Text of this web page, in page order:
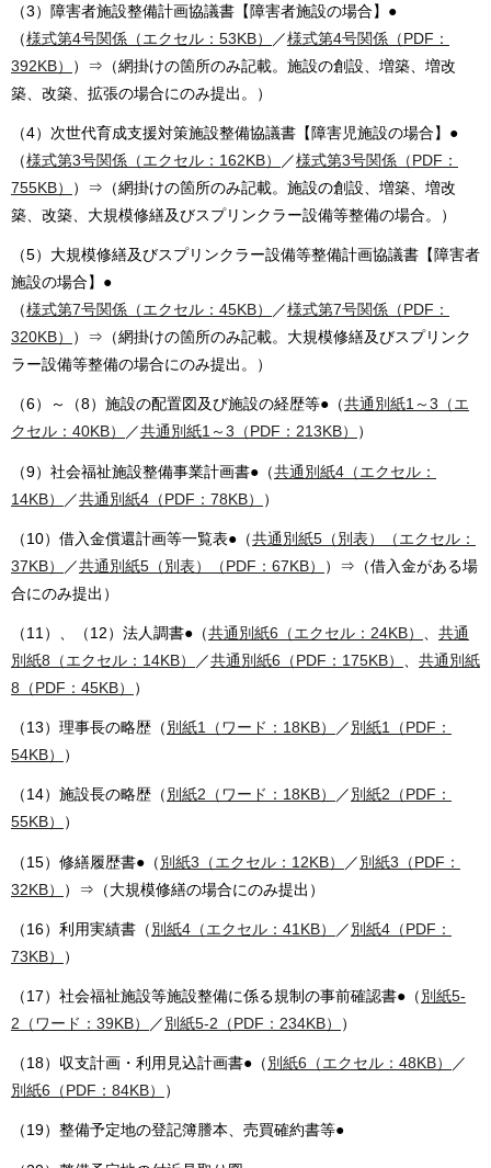
（3）障害者施設整備計画協議書【障害者施設の場合】●
（様式第4号関係（エクセル：53KB） ／様式第4号関係（PDF：
392KB）
）⇒（網掛けの箇所のみ記載。施設の創設、増築、増改
築、改築、拡張の場合にのみ提出。）
（4）次世代育成支援対策施設整備協議書【障害児施設の場合】●
（様式第3号関係（エクセル：162KB） ／様式第3号関係（PDF：
755KB）
）⇒（網掛けの箇所のみ記載。施設の創設、増築、増改
築、改築、大規模修繕及びスプリンクラー設備等整備の場合。）
（5）大規模修繕及びスプリンクラー設備等整備計画協議書【障害者
施設の場合】●
（様式第7号関係（エクセル：45KB） ／様式第7号関係（PDF：
320KB）
）⇒（網掛けの箇所のみ記載。大規模修繕及びスプリンク
ラー設備等整備の場合にのみ提出。）
（6）～（8）施設の配置図及び施設の経歴等●（共通別紙1～3（エ
クセル：40KB）
／共通別紙1～3（PDF：213KB） ）
（9）社会福祉施設整備事業計画書●（共通別紙4（エクセル：
14KB）
／共通別紙4（PDF：78KB） ）
（10）借入金償還計画等一覧表●（共通別紙5（別表）（エクセル：
37KB）
／共通別紙5（別表）（PDF：67KB）
）⇒（借入金がある場
合にのみ提出）
（11）、（12）法人調書●（共通別紙6（エクセル：24KB）
共通
別紙8（エクセル：14KB）
／共通別紙6（PDF：175KB）
共通別紙
8（PDF：45KB）
）
（13）理事長の略歴（別紙1（ワード：18KB） ／別紙1（PDF：
54KB）
）
（14）施設長の略歴（別紙2（ワード：18KB） ／別紙2（PDF：
55KB）
）
（15）修繕履歴書●（別紙3（エクセル：12KB） ／別紙3（PDF：
32KB）
）⇒（大規模修繕の場合にのみ提出）
（16）利用実績書（別紙4（エクセル：41KB） ／別紙4（PDF：
73KB）
）
（17）社会福祉施設等施設整備に係る規制の事前確認書●（別紙5-
2（ワード：39KB）
／別紙5-2（PDF：234KB） ）
（18）収支計画・利用見込計画書●（別紙6（エクセル：48KB）
／
別紙6（PDF：84KB）
）
（19）整備予定地の登記簿謄本、売買確約書等●